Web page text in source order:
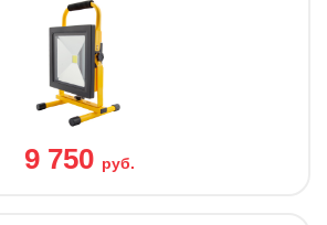
9 750 руб.